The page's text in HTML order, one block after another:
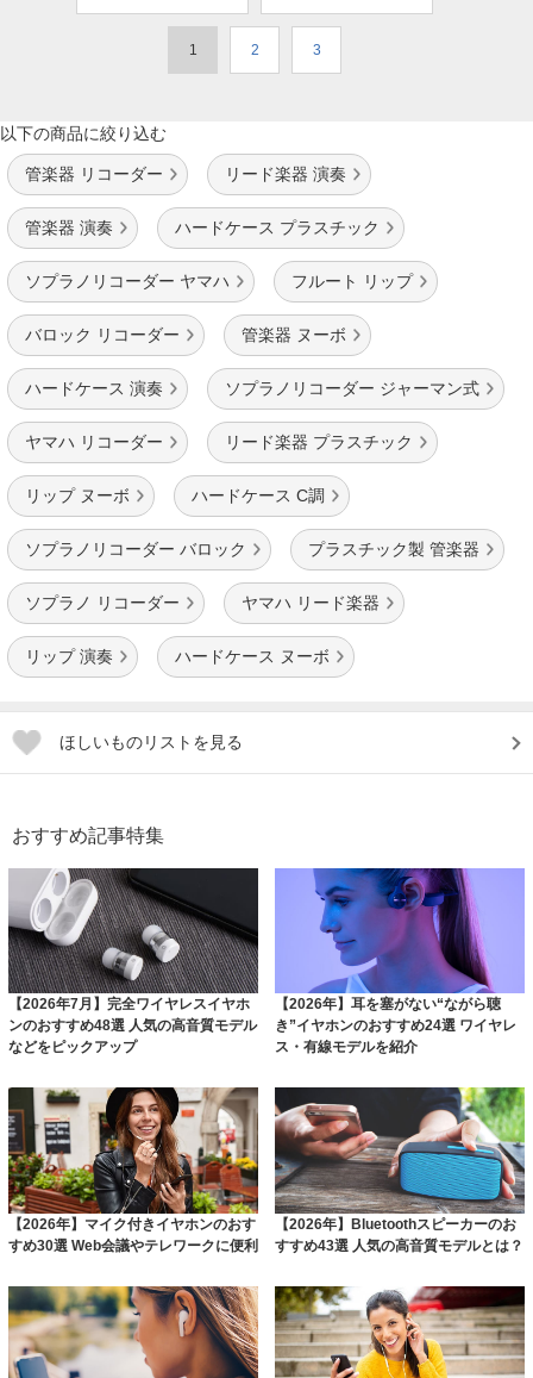
1 2 3
以下の商品に絞り込む
管楽器 リコーダー リード楽器 演奏
管楽器 演奏 ハードケース プラスチック
ソプラノリコーダー ヤマハ フルート リップ
バロック リコーダー 管楽器 ヌーボ
ハードケース 演奏 ソプラノリコーダー ジャーマン式
ヤマハ リコーダー リード楽器 プラスチック
リップ ヌーボ ハードケース C調
ソプラノリコーダー バロック プラスチック製 管楽器
ソプラノ リコーダー ヤマハ リード楽器
リップ 演奏 ハードケース ヌーボ
ほしいものリストを見る
おすすめ記事特集
【2026年7月】完全ワイヤレスイヤホ
ンのおすすめ48選 人気の高音質モデル
などをピックアップ
【2026年】耳を塞がない“ながら聴
き”イヤホンのおすすめ24選 ワイヤレ
ス・有線モデルを紹介
【2026年】マイク付きイヤホンのおす
すめ30選 Web会議やテレワークに便利
【2026年】Bluetoothスピーカーのお
すすめ43選 人気の高音質モデルとは？